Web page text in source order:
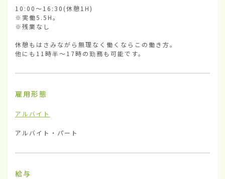
10:00〜16:30(休憩1H)
※実働5.5H。
※残業なし
休憩もはさみながら無理なく働くならこの働き方。
他にも11時半〜17時の勤務も可能です。
雇用形態
アルバイト
アルバイト・パート
給与